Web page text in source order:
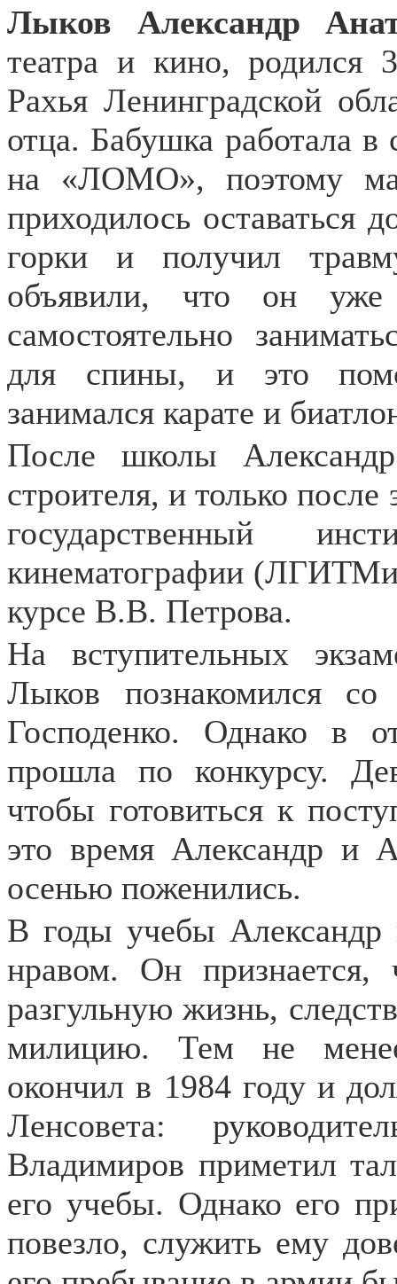
Лыков Александр
театра и кино, родился
Рахья Ленинградской
отца. Бабушка работала
на «ЛОМО», поэтому
приходилось
горки и получил
объявили, что он
самостоятельно
для спины, и это
занимался карате и
После школы
строителя, и только
государственный
кинематографии
курсе В.В. Петрова.
На вступительных
Лыков познакомился
Господенко. Однако в
прошла по конкурсу.
чтобы готовиться к
это время Александр и
осенью поженились.
В годы учебы Александр
нравом. Он
разгульную жизнь,
милицию. Тем не
окончил в 1984 году и
Ленсовета:
Владимиров приметил
его учебы. Однако его
повезло, служить ему